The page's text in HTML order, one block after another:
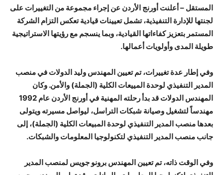
المستقل – أعلنت أورنج الأردن عن إجراء مجموعة من التغييرات على
لجنتها للإدارة التنفيذية، تشمل تعيينات قيادية تعكس التزام الشركة
المستمر بتعزيز كفاءاتها القيادية، وبما ينسجم مع رؤيتها الاستراتيجية
طويلة المدى وأولويات أعمالها.
وفي إطار عدة تغييرات، تم تعيين المهندس وليد الدولات في منصب
المدير التنفيذي لوحدة المييعات الكلية (الجملة) والأمن. وكان
المهندس الدولات قد بدأ رحلته المهنية في أورنج الأردن عام 1992
مهندساً لتشغيل وصيانة شبكات التراسل، ليواصل مسيرته ويتولى
بعدها منصب المدير التنفيذي لوحدة المبيعات الكلية (الجملة)، إلى
جانب منصب المدير التنفيذي لتكنولوجيا المعلومات والشبكات.
وفي الوقت ذاته، تم تعيين المهندس برونو جويس لمنصب المدير